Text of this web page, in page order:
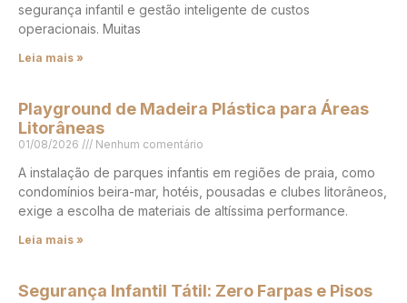
segurança infantil e gestão inteligente de custos
operacionais. Muitas
Leia mais »
Playground de Madeira Plástica para Áreas
Litorâneas
01/08/2026 Nenhum comentário
A instalação de parques infantis em regiões de praia, como
condomínios beira-mar, hotéis, pousadas e clubes litorâneos,
exige a escolha de materiais de altíssima performance.
Leia mais »
Segurança Infantil Tátil: Zero Farpas e Pisos